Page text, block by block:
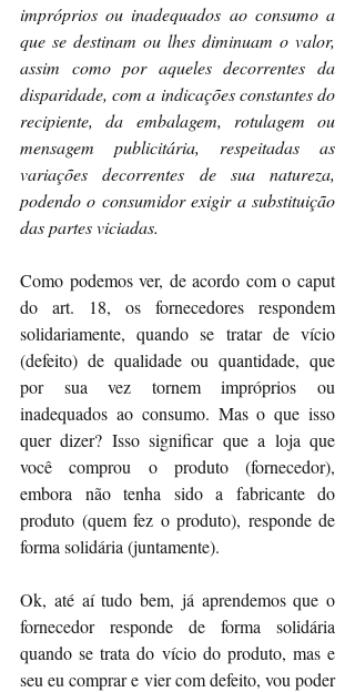
impróprios ou inadequados ao consumo a
que se destinam ou lhes diminuam o valor,
assim como por aqueles decorrentes da
disparidade, com a indicações constantes do
recipiente, da embalagem, rotulagem ou
mensagem publicitária, respeitadas as
variações decorrentes de sua natureza,
podendo o consumidor exigir a substituição
das partes viciadas.
Como podemos ver, de acordo com o caput
do art. 18, os fornecedores respondem
solidariamente, quando se tratar de vício
(defeito) de qualidade ou quantidade, que
por sua vez tornem impróprios ou
inadequados ao consumo. Mas o que isso
quer dizer? Isso significar que a loja que
você comprou o produto (fornecedor),
embora não tenha sido a fabricante do
produto (quem fez o produto), responde de
forma solidária (juntamente).
Ok, até aí tudo bem, já aprendemos que o
fornecedor responde de forma solidária
quando se trata do vício do produto, mas e
seu eu comprar e vier com defeito, vou poder